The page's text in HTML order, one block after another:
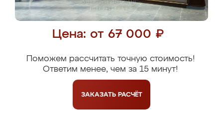
Цена: от 67 000 ₽
Поможем рассчитать точную стоимость!
Ответим менее, чем за 15 минут!
ЗАКАЗАТЬ РАСЧЁТ